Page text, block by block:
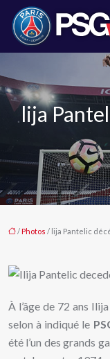
lija
/Photos / lija Pantelic
À l’âge de 72 ans
selon à indiqué le
été l’un des grands